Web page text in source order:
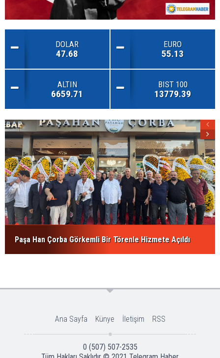
DOLAR
47.68
EURO
55.13
ALTIN
6659.71
BIST 100
13779.39
Paşa Han Çorba Görkemli Bir Törenle Hizmete Açıldı
Ana Sayfa Künye İletişim RSS
0 (507) 507-2535